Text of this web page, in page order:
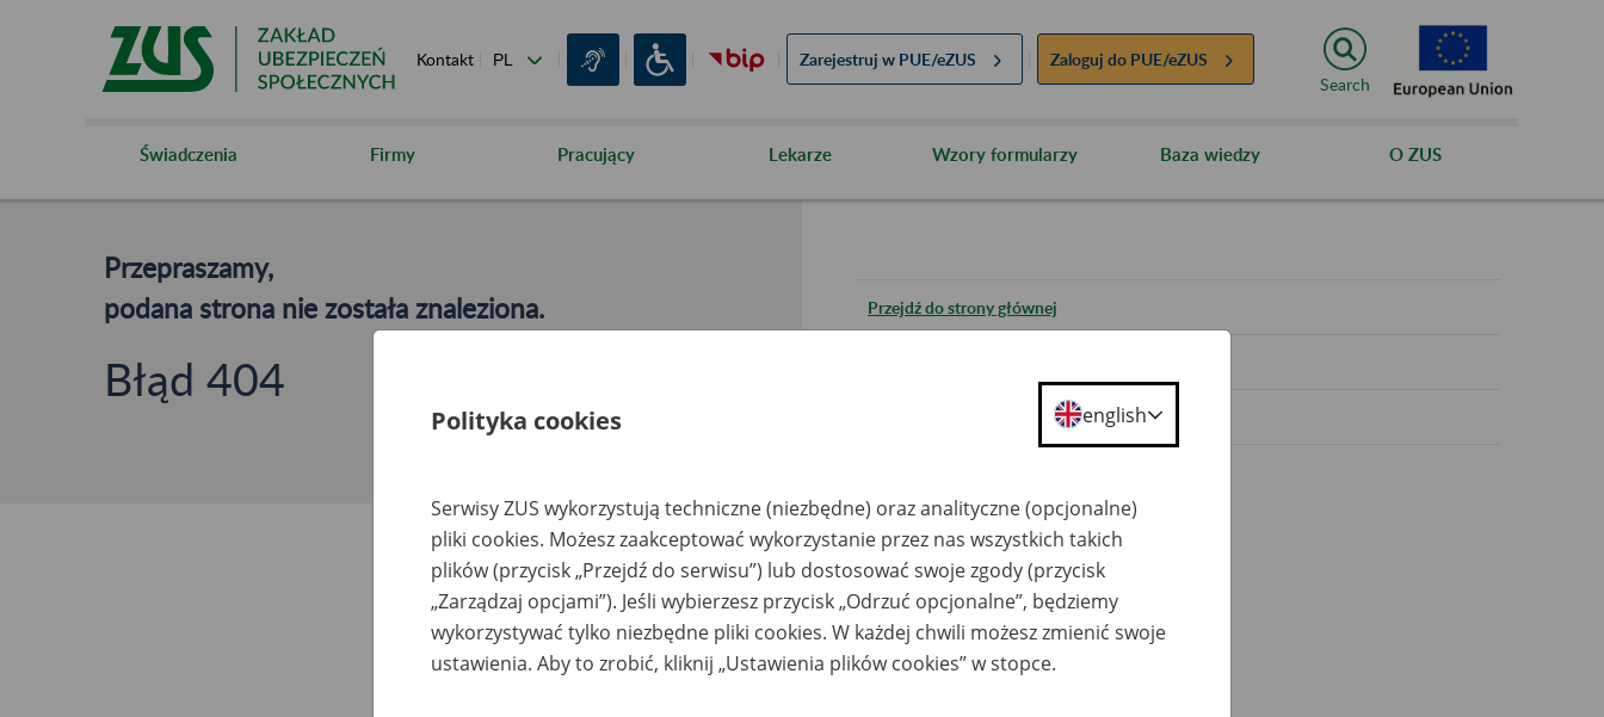
Kontakt Zarejestruj w PUE/eZUS Zaloguj do PUE/eZUS
Search
Świadczenia Firmy Pracujący Lekarze Wzory formularzy Baza wiedzy O ZUS
Przepraszamy,
podana strona nie została znaleziona.
Błąd 404
Przejdź do strony głównej
Polityka cookies english
Serwisy ZUS wykorzystują techniczne (niezbędne) oraz analityczne (opcjonalne)
pliki cookies. Możesz zaakceptować wykorzystanie przez nas wszystkich takich
plików (przycisk „Przejdź do serwisu”) lub dostosować swoje zgody (przycisk
„Zarządzaj opcjami”). Jeśli wybierzesz przycisk „Odrzuć opcjonalne”, będziemy
wykorzystywać tylko niezbędne pliki cookies. W każdej chwili możesz zmienić swoje
ustawienia. Aby to zrobić, kliknij „Ustawienia plików cookies” w stopce.